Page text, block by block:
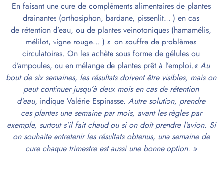
En faisant une cure de compléments alimentairesde plantes
drainantes (orthosiphon, bardane, pissenlit… ) en cas
de rétention d’eau, ou de plantes veinotoniques (hamamélis,
mélilot, vigne rouge… ) si on souffre de problèmes
circulatoires. On les achète sous forme de gélules ou
d’ampoules, ou en mélange de plantes prêt à l’emploi.« Au
bout de six semaines, les résultatsdoivent être visibles, mais on
peut continuer jusqu’à deux mois en cas de rétention
d’eau, indique Valérie Espinasse. Autre solution, prendre
cesplantesune semaine par mois, avant lesrèglespar
exemple, surtout s’il fait chaud ou si on doit prendre l’avion. Si
on souhaite entretenir les résultats obtenus, une semaine de
cure chaque trimestre est aussi une bonne option. »